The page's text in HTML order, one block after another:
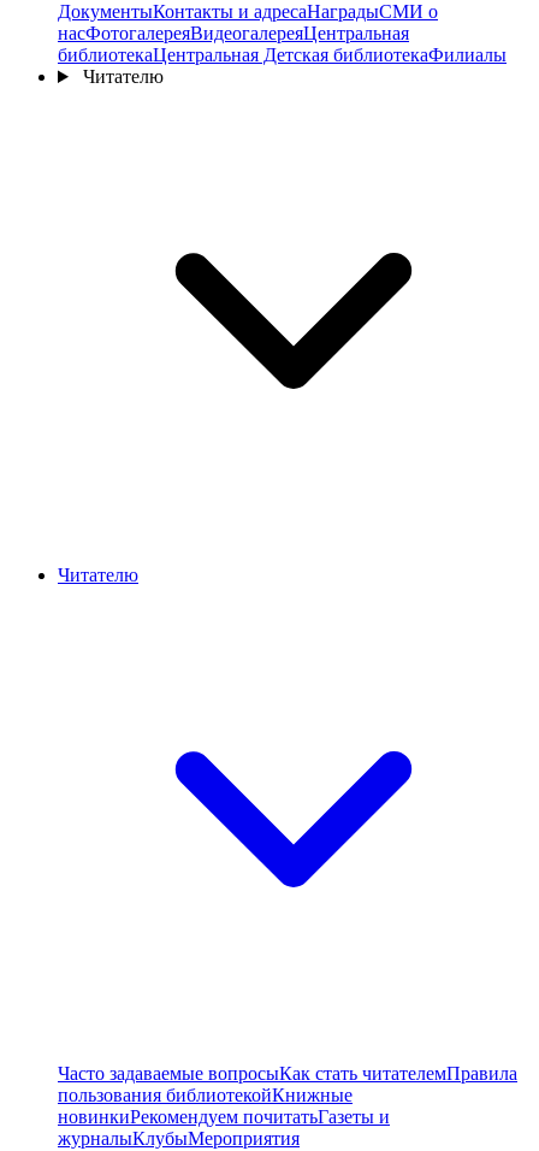
ДокументыКонтакты и адресаНаградыСМИ о
насФотогалереяВидеогалереяЦентральная
библиотекаЦентральная Детская библиотекаФилиалы
Читателю
Читателю
Часто задаваемые вопросыКак стать читателемПравила
пользования библиотекойКнижные
новинкиРекомендуем почитатьГазеты и
журналыКлубыМероприятия